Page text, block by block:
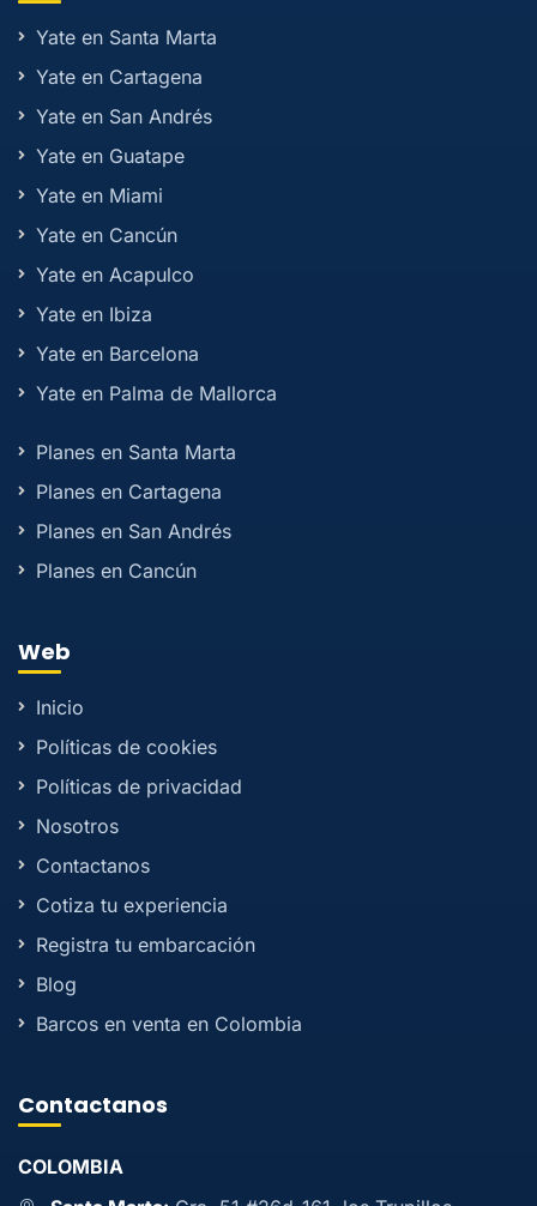
Yate en Santa Marta
Yate en Cartagena
Yate en San Andrés
Yate en Guatape
Yate en Miami
Yate en Cancún
Yate en Acapulco
Yate en Ibiza
Yate en Barcelona
Yate en Palma de Mallorca
Planes en Santa Marta
Planes en Cartagena
Planes en San Andrés
Planes en Cancún
Web
Inicio
Políticas de cookies
Políticas de privacidad
Nosotros
Contactanos
Cotiza tu experiencia
Registra tu embarcación
Blog
Barcos en venta en Colombia
Contactanos
COLOMBIA